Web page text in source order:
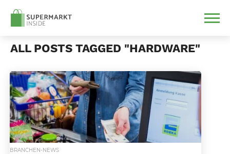
ALL POSTS TAGGED "HARDWARE"
BRANCHEN-NEWS